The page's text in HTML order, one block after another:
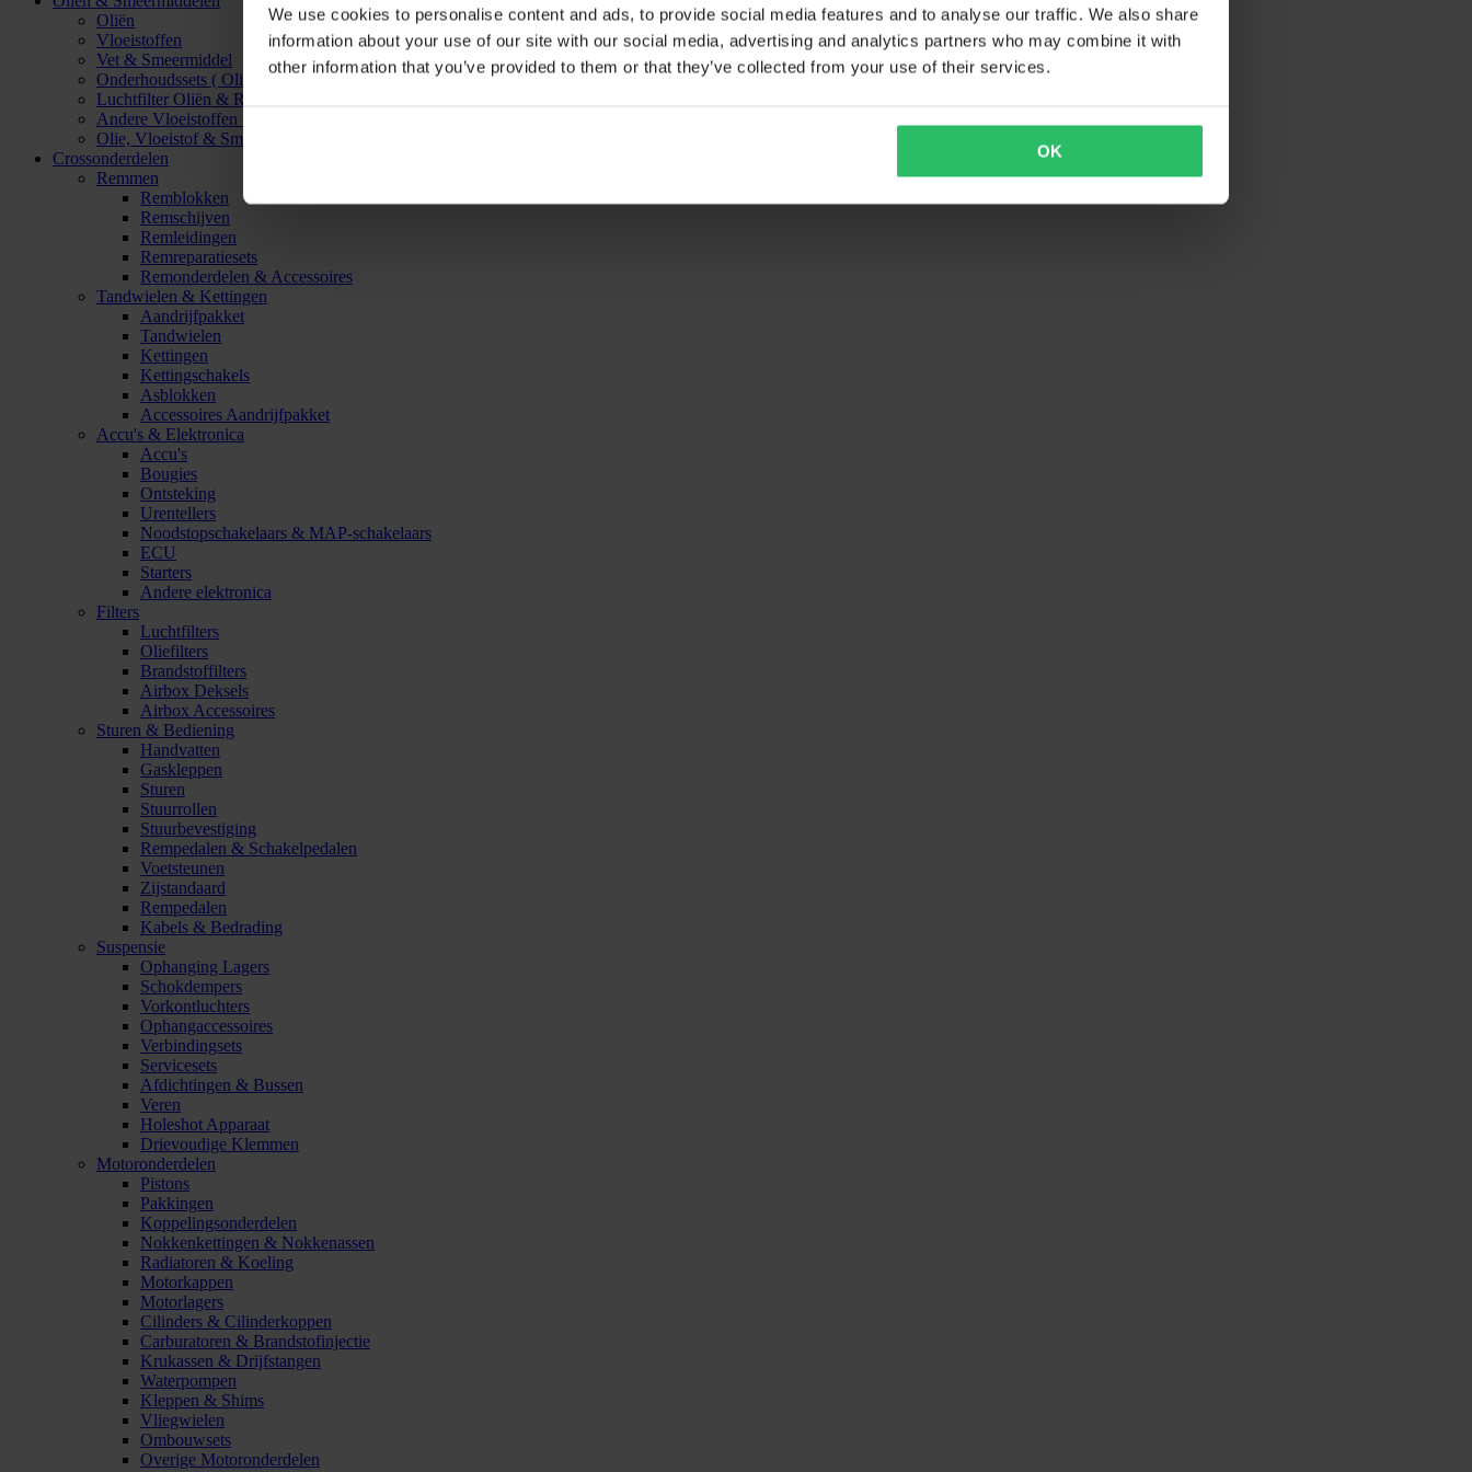
We use cookies to personalise content and ads, to provide social media features and to analyse our traffic. We also share
information about your use of our site with our social media, advertising and analytics partners who may combine it with
other information that you’ve provided to them or that they’ve collected from your use of their services.
OK
Oliën
Vloeistoffen
Vet & Smeermiddel
Onderhoudssets ( Olie & Filter)
Luchtfilter Oliën & Reinigers
Andere Vloeistoffen & Smeermiddelen
Olie, Vloeistof & Smeermiddel Accessoires
Crossonderdelen
Remmen
Remblokken
Remschijven
Remleidingen
Remreparatiesets
Remonderdelen & Accessoires
Tandwielen & Kettingen
Aandrijfpakket
Tandwielen
Kettingen
Kettingschakels
Asblokken
Accessoires Aandrijfpakket
Accu's & Elektronica
Accu's
Bougies
Ontsteking
Urentellers
Noodstopschakelaars & MAP-schakelaars
ECU
Starters
Andere elektronica
Filters
Luchtfilters
Oliefilters
Brandstoffilters
Airbox Deksels
Airbox Accessoires
Sturen & Bediening
Handvatten
Gaskleppen
Sturen
Stuurrollen
Stuurbevestiging
Rempedalen & Schakelpedalen
Voetsteunen
Zijstandaard
Rempedalen
Kabels & Bedrading
Suspensie
Ophanging Lagers
Schokdempers
Vorkontluchters
Ophangaccessoires
Verbindingsets
Servicesets
Afdichtingen & Bussen
Veren
Holeshot Apparaat
Drievoudige Klemmen
Motoronderdelen
Pistons
Pakkingen
Koppelingsonderdelen
Nokkenkettingen & Nokkenassen
Radiatoren & Koeling
Motorkappen
Motorlagers
Cilinders & Cilinderkoppen
Carburatoren & Brandstofinjectie
Krukassen & Drijfstangen
Waterpompen
Kleppen & Shims
Vliegwielen
Ombouwsets
Overige Motoronderdelen